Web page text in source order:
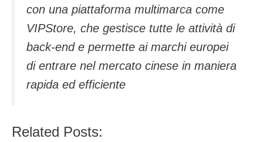
con una piattaforma multimarca come
VIPStore, che gestisce tutte le attività di
back-end e permette ai marchi europei
di entrare nel mercato cinese in maniera
rapida ed efficiente
Related Posts: